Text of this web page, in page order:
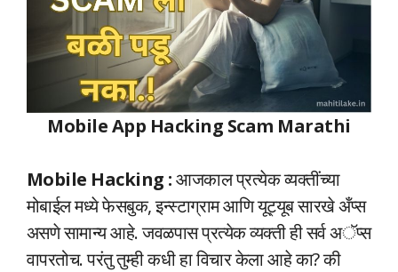
Mobile App Hacking Scam Marathi
Mobile Hacking :आजकाल प्रत्येक व्यक्तींच्या
मोबाईल मध्ये फेसबुक, इन्स्टाग्राम आणि यूट्यूब सारखे अँप्स
असणे सामान्य आहे. जवळपास प्रत्येक व्यक्ती ही सर्व अॅप्स
वापरतोच. परंतु तुम्ही कधी हा विचार केला आहे का? की